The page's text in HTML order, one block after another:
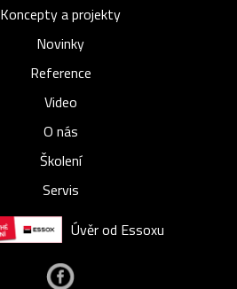
Koncepty a projekty
Novinky
Reference
Video
O nás
Školení
Servis
Úvěr od Essoxu